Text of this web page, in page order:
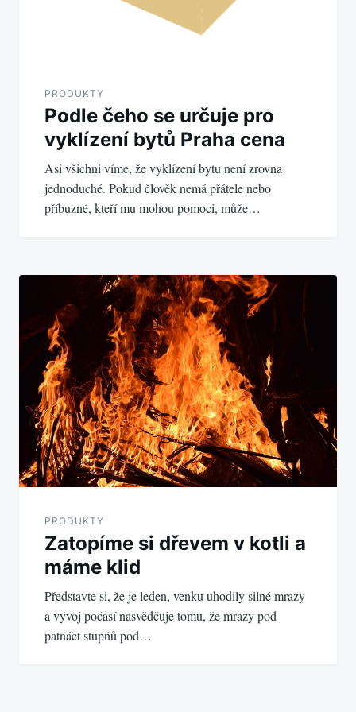
PRODUKTY
Podle čeho se určuje pro
vyklízení bytů Praha cena
Asi všichni víme, že vyklízení bytu není zrovna
jednoduché. Pokud člověk nemá přátele nebo
příbuzné, kteří mu mohou pomoci, může…
PRODUKTY
Zatopíme si dřevem v kotli a
máme klid
Představte si, že je leden, venku uhodily silné mrazy
a vývoj počasí nasvědčuje tomu, že mrazy pod
patnáct stupňů pod…